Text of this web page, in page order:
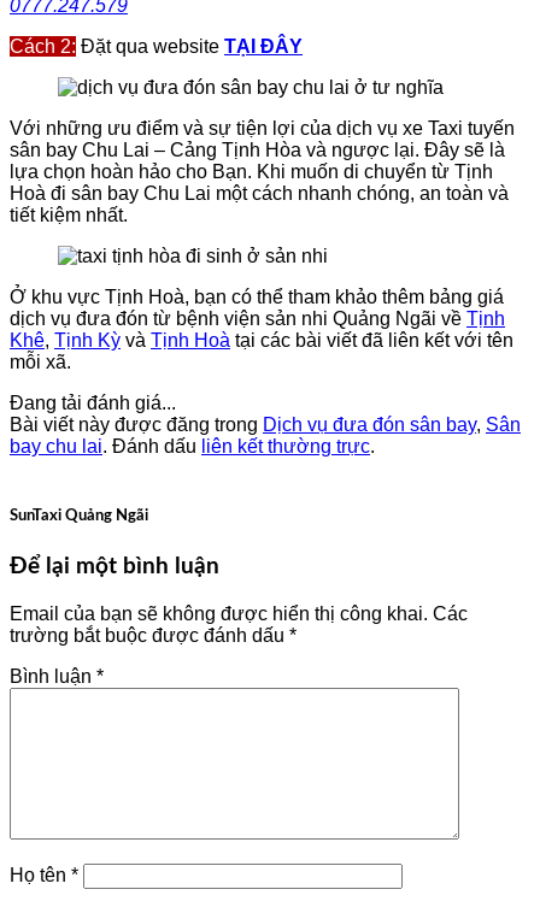
0777.247.579
Cách 2: Đặt qua website TẠI ĐÂY
Với những ưu điểm và sự tiện lợi của dịch vụ xe Taxi tuyến
sân bay Chu Lai – Cảng Tịnh Hòa và ngược lại. Đây sẽ là
lựa chọn hoàn hảo cho Bạn. Khi muốn di chuyển từ Tịnh
Hoà đi sân bay Chu Lai một cách nhanh chóng, an toàn và
tiết kiệm nhất.
Ở khu vực Tịnh Hoà, bạn có thể tham khảo thêm bảng giá
dịch vụ đưa đón từ bệnh viện sản nhi Quảng Ngãi về Tịnh
Khê, Tịnh Kỳ và Tịnh Hoà tại các bài viết đã liên kết với tên
mỗi xã.
Đang tải đánh giá...
Bài viết này được đăng trong Dịch vụ đưa đón sân bay, Sân
bay chu lai. Đánh dấu liên kết thường trực.
SunTaxi Quảng Ngãi
Để lại một bình luận
Email của bạn sẽ không được hiển thị công khai. Các
trường bắt buộc được đánh dấu *
Bình luận *
Họ tên *